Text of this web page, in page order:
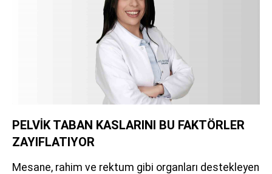
PELVİK TABAN KASLARINI BU FAKTÖRLER
ZAYIFLATIYOR
Mesane, rahim ve rektum gibi organları destekleyen